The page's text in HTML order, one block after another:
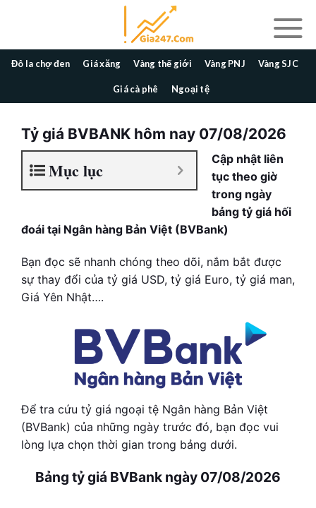
Đô la chợ đen Giá xăng Vàng thế giới Vàng PNJ Vàng SJC
Giá cà phê Ngoại tệ
Tỷ giá BVBANK hôm nay 07/08/2026
Mục lục
Cập nhật liên
tục theo giờ
trong ngày
bảng tỷ giá hối
đoái tại Ngân hàng Bản Việt (BVBank)
Bạn đọc sẽ nhanh chóng theo dõi, nắm bắt được
sự thay đổi của tỷ giá USD, tỷ giá Euro, tỷ giá man,
Giá Yên Nhật….
Để tra cứu tỷ giá ngoại tệ Ngân hàng Bản Việt
(BVBank) của những ngày trước đó, bạn đọc vui
lòng lựa chọn thời gian trong bảng dưới.
Bảng tỷ giá BVBank ngày 07/08/2026